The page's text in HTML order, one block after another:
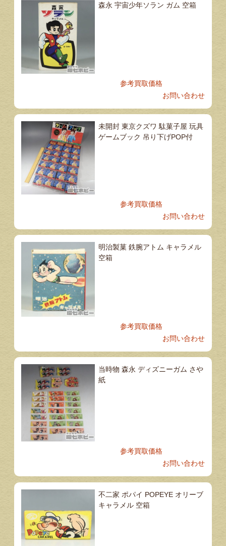
森永 宇宙少年ソラン ガム 空箱
参考買取価格
お問い合わせ
未開封 東京クズワ 駄菓子屋 玩具
ゲームブック 吊り下げPOP付
参考買取価格
お問い合わせ
明治製菓 鉄腕アトム キャラメル
空箱
参考買取価格
お問い合わせ
当時物 森永 ディズニーガム さや
紙
参考買取価格
お問い合わせ
不二家 ポパイ POPEYE オリーブ
キャラメル 空箱